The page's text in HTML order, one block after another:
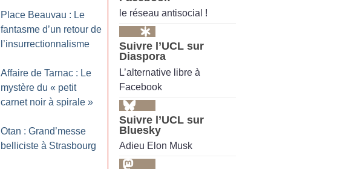
Place Beauvau : Le
fantasme d’un retour de
l’insurrectionnalisme
Affaire de Tarnac : Le
mystère du « petit
carnet noir à spirale »
Otan : Grand’messe
belliciste à Strasbourg
le réseau antisocial !
Suivre l’UCL sur
Diaspora
L’alternative libre à
Facebook
Suivre l’UCL sur
Bluesky
Adieu Elon Musk